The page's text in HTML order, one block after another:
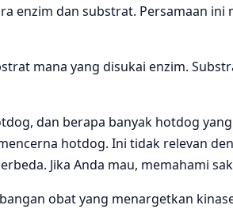
enzim dan substrat. Persamaan
mana yang disukai enzim.
dan berapa banyak hotdog
hotdog. Ini tidak relevan
Jika Anda mau, memahami
obat yang menargetkan